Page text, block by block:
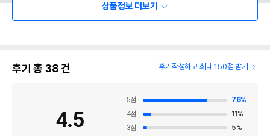
상품정보 더보기
후기 총 38건 후기작성하고 최대 150점 받기
4.5
5점 76%
4점 11 %
3점 5%